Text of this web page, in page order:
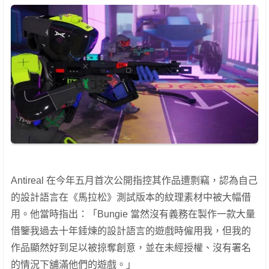
Antireal 在今年五月首次公開指控其作品遭剽竊，認為自己
的設計語言在《馬拉松》測試版本的紋理素材中被大幅借
用。他當時指出：「Bungie 當然沒有義務在製作一款大量
借鑒我過去十年錘煉的設計語言的遊戲時僱用我，但我的
作品顯然好到足以被掠奪創意，並在未經授權、沒有署名
的情況下舖滿他們的遊戲。」